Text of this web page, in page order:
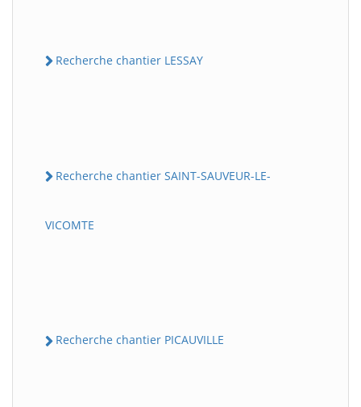
Recherche chantier LESSAY
Recherche chantier SAINT-SAUVEUR-LE-
VICOMTE
Recherche chantier PICAUVILLE